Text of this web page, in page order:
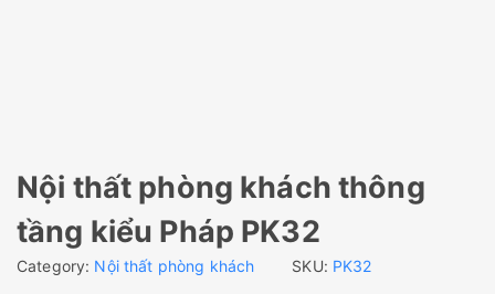
Nội thất phòng khách thông
tầng kiểu Pháp PK32
Category: Nội thất phòng khách SKU: PK32